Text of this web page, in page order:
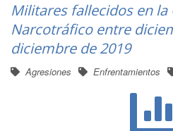
Militares fallecidos en
Narcotráfico entre
diciembre de 2019
Agresiones Enfrentamientos